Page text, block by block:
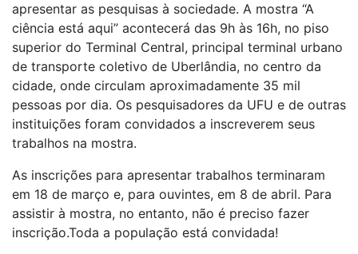
apresentar as pesquisas à sociedade. A mostra “A
ciência está aqui” acontecerá das 9h às 16h, no piso
superior do Terminal Central, principal terminal urbano
de transporte coletivo de Uberlândia, no centro da
cidade, onde circulam aproximadamente 35 mil
pessoas por dia. Os pesquisadores da UFU e de outras
instituições foram convidados a inscreverem seus
trabalhos na mostra.
As inscrições para apresentar trabalhos terminaram
em 18 de março e, para ouvintes, em 8 de abril. Para
assistir à mostra, no entanto, não é preciso fazer
inscrição.Toda a população está convidada!